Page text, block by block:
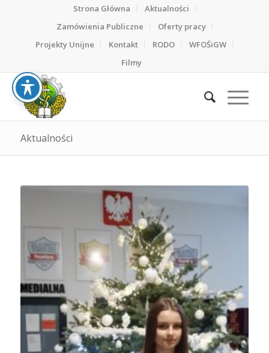
Strona Główna
Aktualności
Zamówienia Publiczne
Oferty pracy
Projekty Unijne
Kontakt RODO
WFOŚiGW
Filmy
Aktualności